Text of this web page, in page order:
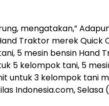
mengatakan,”
Traktor merek Quick
5 mesin bensin Hand
5 kelompok tani, 5
untuk 3 kelompok tani
Indonesia.com, Selasa